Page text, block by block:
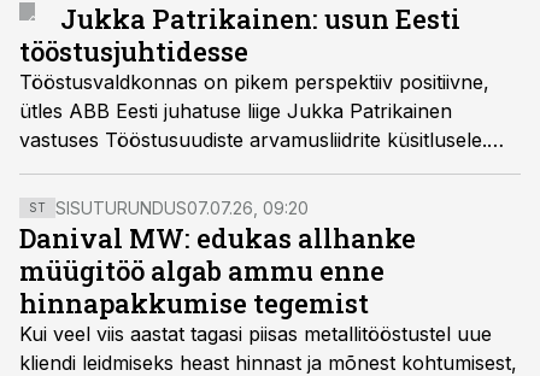
Jukka Patrikainen: usun Eesti
tööstusjuhtidesse
Tööstusvaldkonnas on pikem perspektiiv positiivne,
ütles ABB Eesti juhatuse liige Jukka Patrikainen
vastuses Tööstusuudiste arvamusliidrite küsitlusele.
Rohepööre avab uusi võimalusi ka tööstusseadmete
turul.
ST SISUTURUNDUS07.07.26, 09:20
Danival MW: edukas allhanke
müügitöö algab ammu enne
hinnapakkumise tegemist
Kui veel viis aastat tagasi piisas metallitööstustel uue
kliendi leidmiseks heast hinnast ja mõnest kohtumisest,